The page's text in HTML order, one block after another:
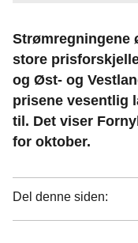
Strømregningene
store
og Øst- og
prisene vesentlig
til. Det viser
for oktober.
Del denne siden: